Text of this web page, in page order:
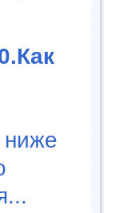
ниже